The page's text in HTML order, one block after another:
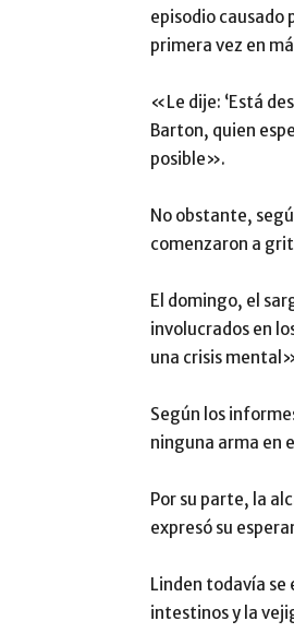
episodio causado
primera vez en
«Le dije: ‘Está
Barton, quien
posible».
No obstante,
comenzaron a
El domingo, el
involucrados en
una crisis
Según los
ninguna arma en
Por su parte, la
expresó su
Linden todavía se
intestinos y la